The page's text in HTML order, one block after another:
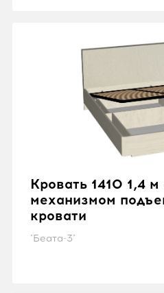
Кровать 1410 1,4 м
механизмом
кровати
"Беата-3"